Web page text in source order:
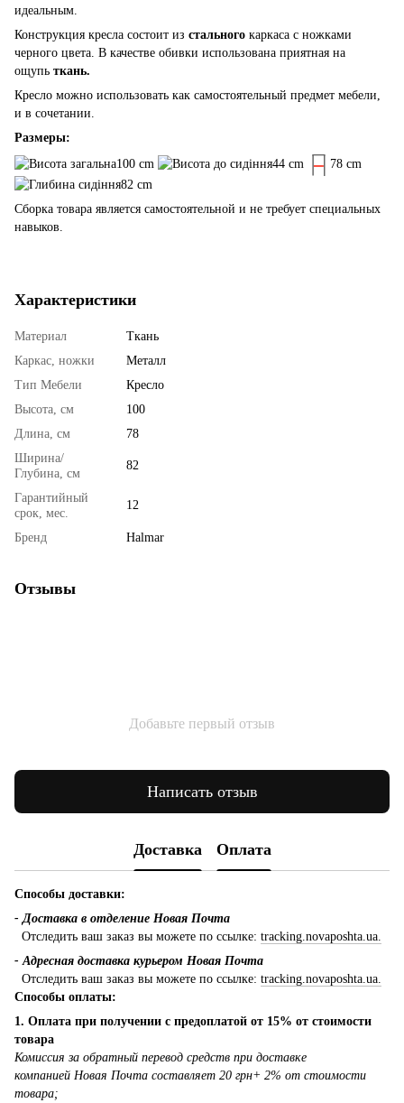
идеальным.
Конструкция кресла состоит из стального каркаса с ножками
черного цвета. В качестве обивки использована приятная на
ощупь ткань.
Кресло можно использовать как самостоятельный предмет мебели,
и в сочетании.
Размеры:
100 cm
44 cm
78 cm
82 cm
Сборка товара является самостоятельной и не требует специальных
навыков.
Характеристики
Материал
Ткань
Каркас, ножки
Металл
Тип Мебели
Кресло
Высота, см
100
Длина, см
78
Ширина/
Глубина, см
82
Гарантийный
срок, мес.
12
Бренд Halmar
Отзывы
Добавьте первый отзыв
Написать отзыв
Доставка Оплата
Способы доставки:
- Доставка в отделение Новая Почта
Отследить ваш заказ вы можете по ссылке: tracking.novaposhta.ua.
- Адресная доставка курьером Новая Почта
Отследить ваш заказ вы можете по ссылке: tracking.novaposhta.ua.
Способы оплаты:
1. Оплата при получении с предоплатой от 15% от стоимости
товара
Комиссия за обратный перевод средств при доставке
компанией Новая Почта составляет 20 грн+ 2% от стоимости
товара;